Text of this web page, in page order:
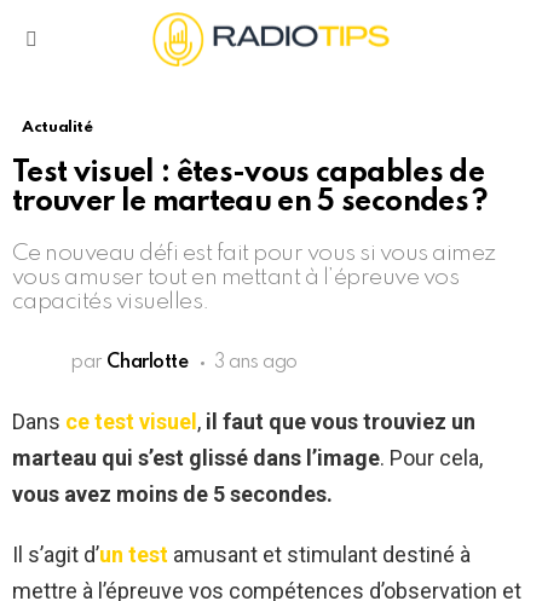
Actualité
Test visuel : êtes-vous capables de
trouver le marteau en 5 secondes ?
Ce nouveau défi est fait pour vous si vous aimez
vous amuser tout en mettant à l’épreuve vos
capacités visuelles.
par Charlotte 3 ans ago
Dans ce test visuel , il faut que vous trouviez un
marteau qui s’est glissé dans l’image. Pour cela,
vous avez moins de 5 secondes.
Il s’agit d’un test amusant et stimulant destiné à
mettre à l’épreuve vos compétences d’observation et